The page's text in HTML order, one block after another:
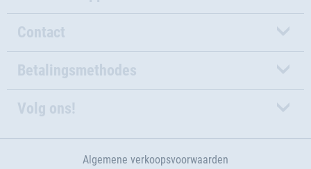
Contact
Betalingsmethodes
Volg ons!
Algemene verkoopsvoorwaarden